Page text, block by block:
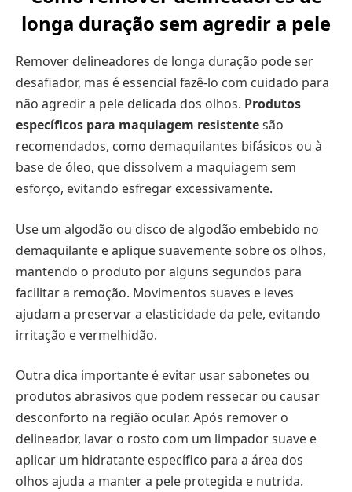
longa duração sem agredir a pele
Remover delineadores de longa duração pode ser
desafiador, mas é essencial fazê-lo com cuidado para
não agredir a pele delicada dos olhos. Produtos
específicos para maquiagem resistentesão
recomendados, como demaquilantes bifásicos ou à
base de óleo, que dissolvem a maquiagem sem
esforço, evitando esfregar excessivamente.
Use um algodão ou disco de algodão embebido no
demaquilante e aplique suavemente sobre os olhos,
mantendo o produto por alguns segundos para
facilitar a remoção. Movimentos suaves e leves
ajudam a preservar a elasticidade da pele, evitando
irritação e vermelhidão.
Outra dica importante é evitar usar sabonetes ou
produtos abrasivos que podem ressecar ou causar
desconforto na região ocular. Após remover o
delineador, lavar o rosto com um limpador suave e
aplicar um hidratante específico para a área dos
olhos ajuda a manter a pele protegida e nutrida.